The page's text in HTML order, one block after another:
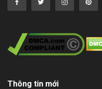
Thông tin mới